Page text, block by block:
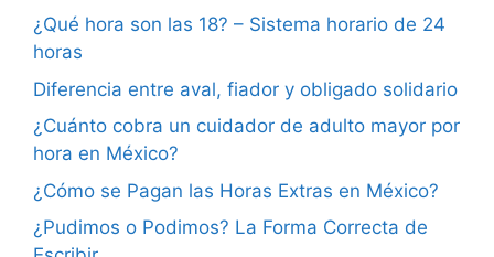
¿Qué hora son las 18? – Sistema horario de 24
horas
Diferencia entre aval, fiador y obligado solidario
¿Cuánto cobra un cuidador de adulto mayor por
hora en México?
¿Cómo se Pagan las Horas Extras en México?
¿Pudimos o Podimos? La Forma Correcta de